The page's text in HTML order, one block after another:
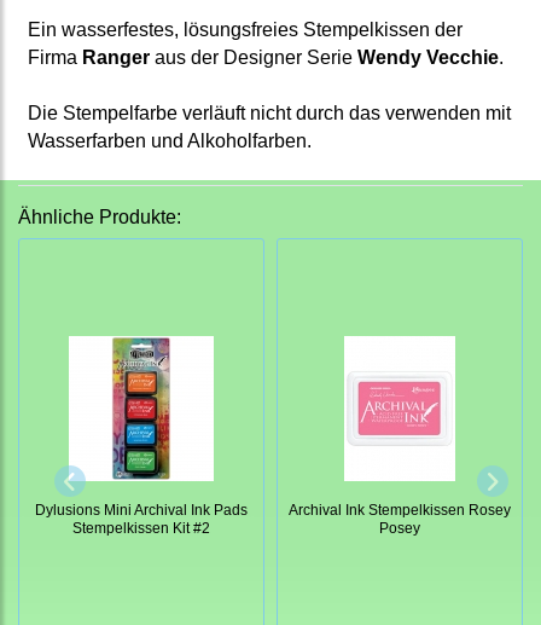
Ein wasserfestes, lösungsfreies Stempelkissen der
Firma Ranger aus der Designer Serie Wendy Vecchie.
Die Stempelfarbe verläuft nicht durch das verwenden mit
Wasserfarben und Alkoholfarben.
Ähnliche Produkte:
Dylusions Mini Archival Ink Pads
Stempelkissen Kit #2
Archival Ink Stempelkissen Rosey
Posey